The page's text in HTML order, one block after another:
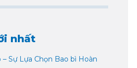
nhất
– Sự Lựa Chọn Bao bì Hoàn